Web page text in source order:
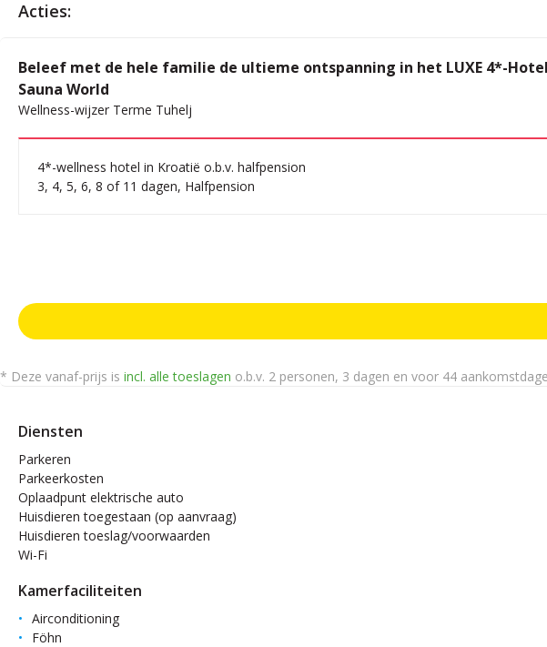
Acties:
Beleef met de hele familie de ultieme ontspanning in het LUXE 4*-
Sauna World
Wellness-wijzer Terme Tuhelj
4*-wellness hotel in Kroatië o.b.v. halfpension
3, 4, 5, 6, 8 of 11 dagen, Halfpension
* Deze vanaf-prijs is incl. alle toeslagen o.b.v. 2 personen, 3 dagen en voor 44
Diensten
Parkeren
Parkeerkosten
Oplaadpunt elektrische auto
Huisdieren toegestaan (op aanvraag)
Huisdieren toeslag/voorwaarden
Wi-Fi
Kamerfaciliteiten
Airconditioning
Föhn